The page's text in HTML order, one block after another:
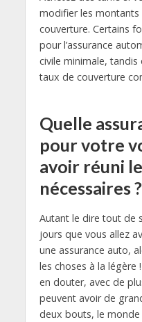
modifier les montants
couverture. Certains
pour l’assurance
civile minimale, tandis
taux de couverture
Quelle
pour votre
avoir réuni
nécessaires ?
Autant le dire tout de
jours que vous allez
une assurance auto,
les choses à la légère
en douter, avec de
peuvent avoir de
deux bouts, le monde